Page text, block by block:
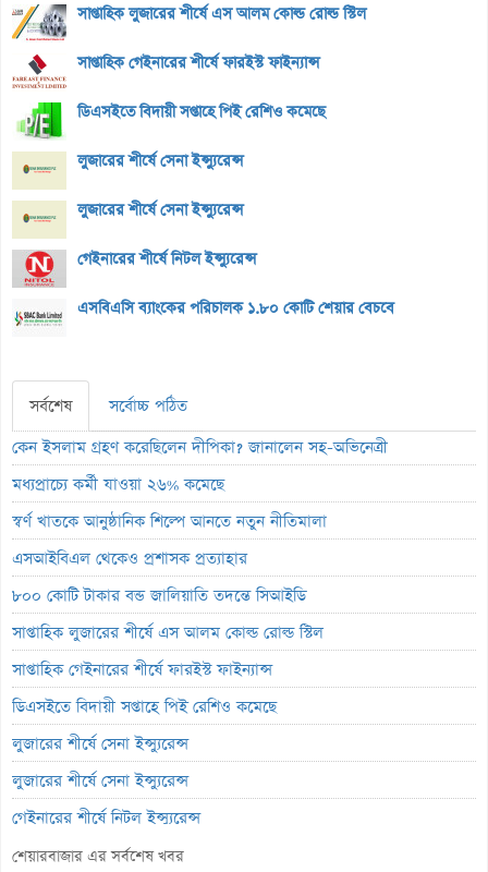
সাপ্তাহিক লুজারের শীর্ষে এস আলম কোল্ড রোল্ড স্টিল
সাপ্তাহিক গেইনারের শীর্ষে ফারইস্ট ফাইন্যান্স
ডিএসইতে বিদায়ী সপ্তাহে পিই রেশিও কমেছে
লুজারের শীর্ষে সেনা ইন্স্যুরেন্স
লুজারের শীর্ষে সেনা ইন্স্যুরেন্স
গেইনারের শীর্ষে নিটল ইন্স্যুরেন্স
এসবিএসি ব্যাংকের পরিচালক ১.৮০ কোটি শেয়ার বেচবে
সর্বশেষ
সর্বোচ্চ পঠিত
কেন ইসলাম গ্রহণ করেছিলেন দীপিকা? জানালেন সহ-অভিনেত্রী
মধ্যপ্রাচ্যে কর্মী যাওয়া ২৬% কমেছে
স্বর্ণ খাতকে আনুষ্ঠানিক শিল্পে আনতে নতুন নীতিমালা
এসআইবিএল থেকেও প্রশাসক প্রত্যাহার
৮০০ কোটি টাকার বন্ড জালিয়াতি তদন্তে সিআইডি
সাপ্তাহিক লুজারের শীর্ষে এস আলম কোল্ড রোল্ড স্টিল
সাপ্তাহিক গেইনারের শীর্ষে ফারইস্ট ফাইন্যান্স
ডিএসইতে বিদায়ী সপ্তাহে পিই রেশিও কমেছে
লুজারের শীর্ষে সেনা ইন্স্যুরেন্স
লুজারের শীর্ষে সেনা ইন্স্যুরেন্স
গেইনারের শীর্ষে নিটল ইন্স্যুরেন্স
এসবিএসি ব্যাংকের পরিচালক ১.৮০ কোটি শেয়ার বেচবে
শেয়ারবাজার এর সর্বশেষ খবর